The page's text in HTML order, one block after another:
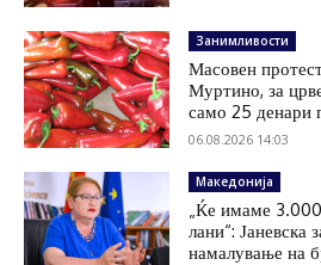
Занимливости
Масовен
Муртино, за
само 25 денари
06.08.2026 14:03
Македонија
„Ќе имаме
лани“: Јаневска
намалување на